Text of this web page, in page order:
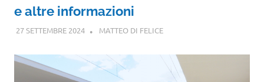
e altre informazioni
27 SETTEMBRE 2024 MATTEO DI FELICE